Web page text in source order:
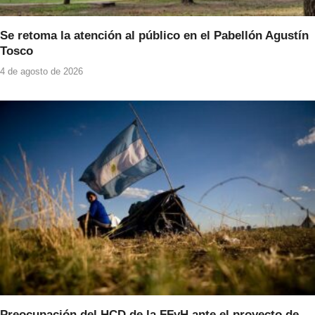
Se retoma la atención al público en el Pabellón Agustín
Tosco
4 de agosto de 2026